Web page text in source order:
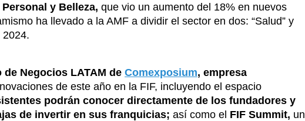
y Belleza, que vio un aumento del 18% en nuevos
ha llevado a la AMF a dividir el sector en dos: “Salud” y
2024.
Negocios LATAM de Comexposium, empresa
de este año en la FIF, incluyendo el espacio
podrán conocer directamente de los fundadores y
de invertir en sus franquicias; así como el FIF Summit, un